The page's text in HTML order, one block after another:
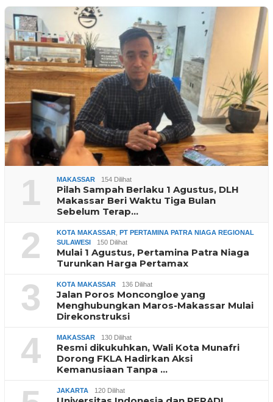
1 MAKASSAR 154 Dilihat
Pilah Sampah Berlaku 1 Agustus, DLH
Makassar Beri Waktu Tiga Bulan
Sebelum Terap…
2 KOTA MAKASSAR PT PERTAMINA PATRA NIAGA REGIONAL
SULAWESI
150 Dilihat
Mulai 1 Agustus, Pertamina Patra Niaga
Turunkan Harga Pertamax
3 KOTA MAKASSAR 136 Dilihat
Jalan Poros Moncongloe yang
Menghubungkan Maros-Makassar Mulai
Direkonstruksi
4 MAKASSAR 130 Dilihat
Resmi dikukuhkan, Wali Kota Munafri
Dorong FKLA Hadirkan Aksi
Kemanusiaan Tanpa …
JAKARTA 120 Dilihat